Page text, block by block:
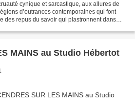
cynique et sarcastique, aux allures de
d’outrances contemporaines qui font
des repus du savoir qui plastronnent dans
MAINS au Studio Hébertot